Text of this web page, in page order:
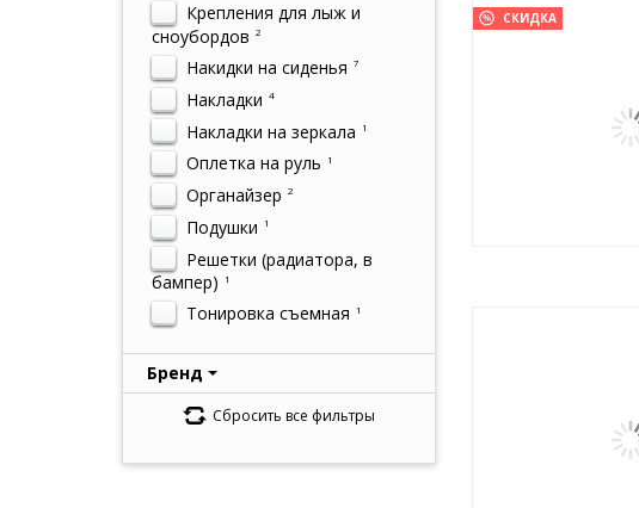
Крепления для лыж и
сноубордов 2
Накидки на сиденья 7
Накладки 4
Накладки на зеркала 1
Оплетка на руль 1
Органайзер 2
Подушки 1
Решетки (радиатора, в
бампер)
1
Тонировка съемная 1
Бренд
Сбросить все фильтры
СКИДКА